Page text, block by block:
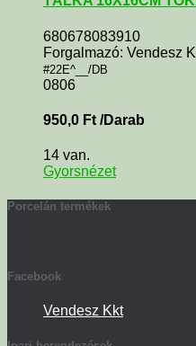
680678083910
Forgalmazó: Vendesz
#22E^__/DB
0806
950,0 Ft /Darab
14 van.
Gyorsnézet
Porcelán termékek
Facebook
Vendesz Kkt